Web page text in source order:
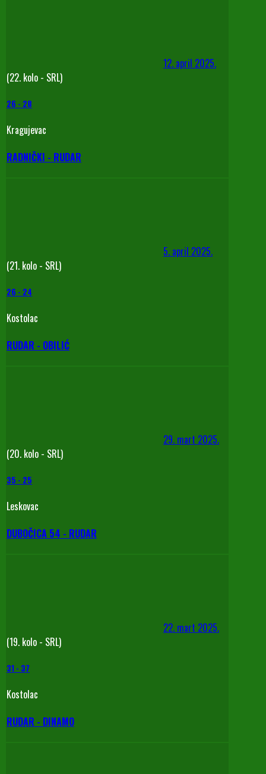
12. april 2025.
(22. kolo - SRL)
26 - 28
Kragujevac
RADNIČKI - RUDAR
5. april 2025.
(21. kolo - SRL)
26 - 24
Kostolac
RUDAR - OBILIĆ
29. mart 2025.
(20. kolo - SRL)
35 - 25
Leskovac
DUBOČICA 54 - RUDAR
22. mart 2025.
(19. kolo - SRL)
31 - 37
Kostolac
RUDAR - DINAMO